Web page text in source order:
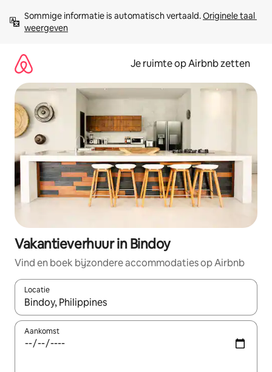
direct
naar
Sommige informatie is automatisch vertaald. Originele taal
weergeven
Je ruimte op Airbnb zetten
Vakantieverhuur in Bindoy
Vind en boek bijzondere accommodaties op Airbnb
Locatie
Wanneer er suggesties beschikbaar zijn, maak je een keuze
Aankomst